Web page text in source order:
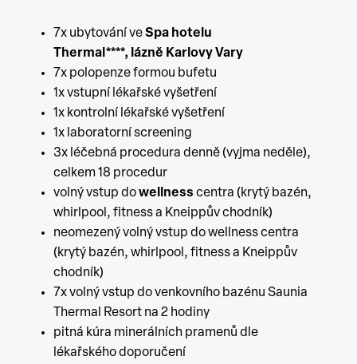
7x ubytování veSpa hotelu
Thermal****, lázně Karlovy Vary
7x polopenze formou bufetu
1x vstupní lékařské vyšetření
1x kontrolní lékařské vyšetření
1x laboratorní screening
3x léčebná procedura denně (vyjma neděle),
celkem 18 procedur
volný vstup dowellness centra (krytý bazén,
whirlpool, fitness a Kneippův chodník)
neomezený volný vstup do wellness centra
(krytý bazén, whirlpool, fitness a Kneippův
chodník)
7x volný vstup do venkovního bazénu Saunia
Thermal Resort na 2 hodiny
pitná kúra minerálních pramenů dle
lékařského doporučení